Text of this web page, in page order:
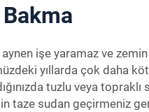
işe yaramaz ve zemin
yıllarda çok daha
tuzlu veya
taze sudan geçirmeniz